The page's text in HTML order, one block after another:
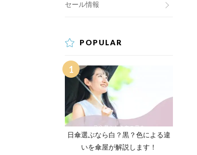
セール情報
POPULAR
日傘選ぶなら白？黒？色による違
いを傘屋が解説します！